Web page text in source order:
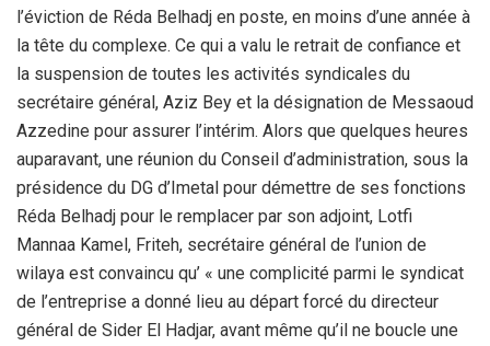
l’éviction de Réda Belhadj en poste, en moins d’une année à
la tête du complexe. Ce qui a valu le retrait de confiance et
la suspension de toutes les activités syndicales du
secrétaire général, Aziz Bey et la désignation de Messaoud
Azzedine pour assurer l’intérim. Alors que quelques heures
auparavant, une réunion du Conseil d’administration, sous la
présidence du DG d’Imetal pour démettre de ses fonctions
Réda Belhadj pour le remplacer par son adjoint, Lotfi
Mannaa Kamel, Friteh, secrétaire général de l’union de
wilaya est convaincu qu’ « une complicité parmi le syndicat
de l’entreprise a donné lieu au départ forcé du directeur
général de Sider El Hadjar, avant même qu’il ne boucle une